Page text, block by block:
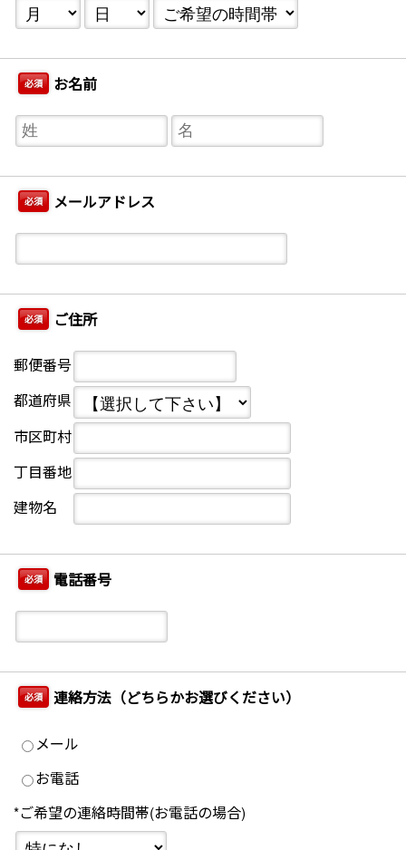
必須 お名前
必須 メールアドレス
必須 ご住所
郵便番号
都道府県
市区町村
丁目番地
建物名
必須 電話番号
必須 連絡方法（どちらかお選びください）
メール
お電話
*ご希望の連絡時間帯(お電話の場合)